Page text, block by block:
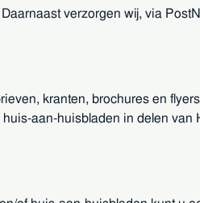
verzorgen wij, via
kranten, brochures en
aan-huisbladen in delen